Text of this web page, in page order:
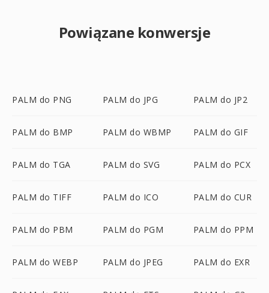
Powiązane konwersje
PALM do PNG PALM do JPG PALM do JP2
PALM do BMP PALM do WBMP PALM do GIF
PALM do TGA PALM do SVG PALM do PCX
PALM do TIFF PALM do ICO PALM do CUR
PALM do PBM PALM do PGM PALM do PPM
PALM do WEBP PALM do JPEG PALM do EXR